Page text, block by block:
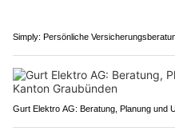
Simply: Persönliche
Gurt Elektro AG: Beratung, Planung und